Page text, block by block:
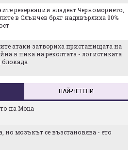
резервации владеят Черноморието,
в Слънчев бряг надхвърлиха 90%
атаки затвориха пристанищата на
в пика на реколтата - логистиката
блокада
НАЙ-ЧЕТЕНИ
на Mona
но мозъкът се възстановява - ето